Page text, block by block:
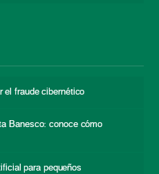
el fraude cibernético
Banesco: conoce cómo
para pequeños